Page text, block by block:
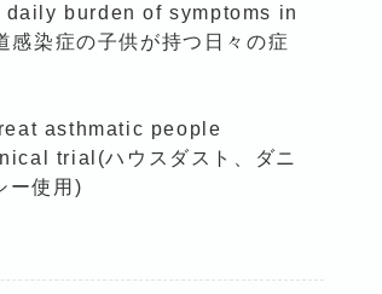
burden of symptoms in
染症の子供が持つ日々の症
asthmatic people
trial(ハウスダスト、ダニ
ー使用)